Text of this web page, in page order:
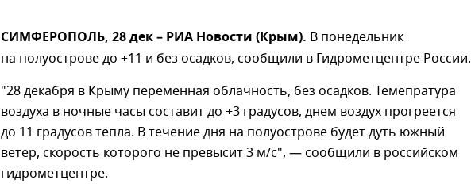
СИМФЕРОПОЛЬ, 28 дек – РИА Новости (Крым). В понедельник
на полуострове до +11 и без осадков, сообщили в Гидрометцентре России.
"28 декабря в Крыму переменная облачность, без осадков. Темепратура
воздуха в ночные часы составит до +3 градусов, днем воздух прогреется
до 11 градусов тепла. В течение дня на полуострове будет дуть южный
ветер, скорость которого не превысит 3 м/с", — сообщили в российском
гидрометцентре.